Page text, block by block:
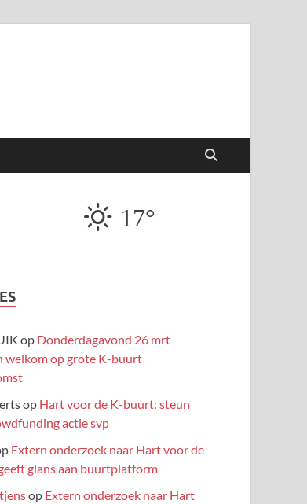
17°
op Donderdagavond 26 mrt
welkom op grote K-buurt
op Hart voor de K-buurt: steun
actie svp
Extern onderzoek naar Hart voor de
glans aan buurtplatform
op Extern onderzoek naar Hart